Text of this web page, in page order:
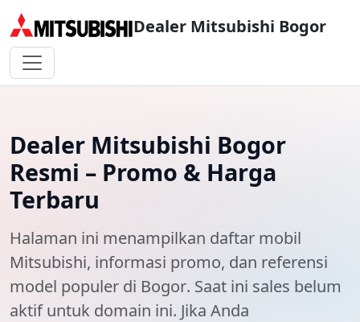
Dealer Mitsubishi Bogor
Dealer Mitsubishi Bogor
Resmi – Promo & Harga
Terbaru
Halaman ini menampilkan daftar mobil
Mitsubishi, informasi promo, dan referensi
model populer di Bogor. Saat ini sales belum
aktifuntuk domain ini. Jika Anda